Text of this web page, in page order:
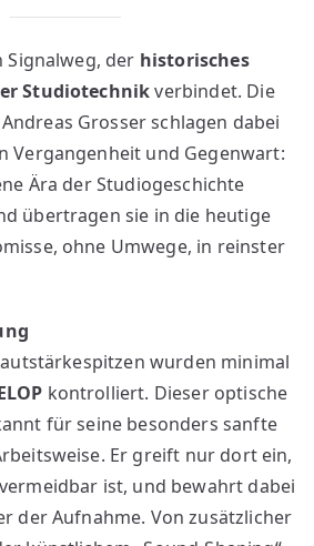
Signalweg, der historisches
Studiotechnikverbindet. Die
Grosser schlagen dabei
Vergangenheit und Gegenwart:
Ära der Studiogeschichte
übertragen sie in die heutige
ohne Umwege, in reinster
wurden minimal
kontrolliert. Dieser optische
für seine besonders sanfte
Er greift nur dort ein,
ist, und bewahrt dabei
der Aufnahme. Von zusätzlicher